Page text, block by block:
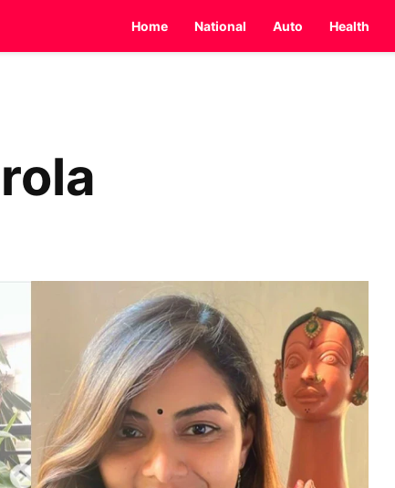
Home National Auto Health